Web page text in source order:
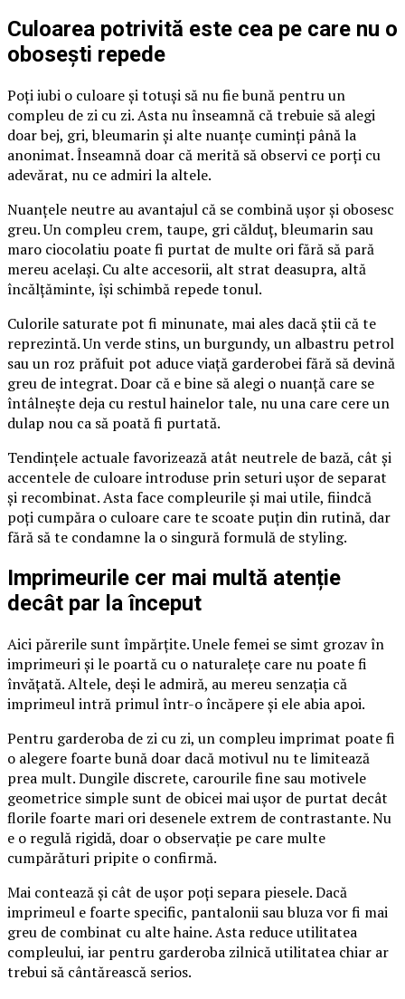
Culoarea potrivită este cea pe care nu o
obosești repede
Poți iubi o culoare și totuși să nu fie bună pentru un
compleu de zi cu zi. Asta nu înseamnă că trebuie să alegi
doar bej, gri, bleumarin și alte nuanțe cuminți până la
anonimat. Înseamnă doar că merită să observi ce porți cu
adevărat, nu ce admiri la altele.
Nuanțele neutre au avantajul că se combină ușor și obosesc
greu. Un compleu crem, taupe, gri călduț, bleumarin sau
maro ciocolatiu poate fi purtat de multe ori fără să pară
mereu același. Cu alte accesorii, alt strat deasupra, altă
încălțăminte, își schimbă repede tonul.
Culorile saturate pot fi minunate, mai ales dacă știi că te
reprezintă. Un verde stins, un burgundy, un albastru petrol
sau un roz prăfuit pot aduce viață garderobei fără să devină
greu de integrat. Doar că e bine să alegi o nuanță care se
întâlnește deja cu restul hainelor tale, nu una care cere un
dulap nou ca să poată fi purtată.
Tendințele actuale favorizează atât neutrele de bază, cât și
accentele de culoare introduse prin seturi ușor de separat
și recombinat. Asta face compleurile și mai utile, fiindcă
poți cumpăra o culoare care te scoate puțin din rutină, dar
fără să te condamne la o singură formulă de styling.
Imprimeurile cer mai multă atenție
decât par la început
Aici părerile sunt împărțite. Unele femei se simt grozav în
imprimeuri și le poartă cu o naturalețe care nu poate fi
învățată. Altele, deși le admiră, au mereu senzația că
imprimeul intră primul într-o încăpere și ele abia apoi.
Pentru garderoba de zi cu zi, un compleu imprimat poate fi
o alegere foarte bună doar dacă motivul nu te limitează
prea mult. Dungile discrete, carourile fine sau motivele
geometrice simple sunt de obicei mai ușor de purtat decât
florile foarte mari ori desenele extrem de contrastante. Nu
e o regulă rigidă, doar o observație pe care multe
cumpărături pripite o confirmă.
Mai contează și cât de ușor poți separa piesele. Dacă
imprimeul e foarte specific, pantalonii sau bluza vor fi mai
greu de combinat cu alte haine. Asta reduce utilitatea
compleului, iar pentru garderoba zilnică utilitatea chiar ar
trebui să cântărească serios.